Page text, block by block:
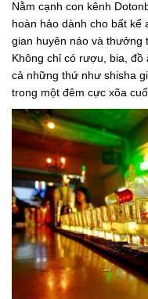
Nằm cạnh con kênh
hoàn hảo dành cho bất kể
gian huyên náo và thưởng
Không chỉ có rượu, bia,
cả những thứ như shisha
trong một đêm cực xõa